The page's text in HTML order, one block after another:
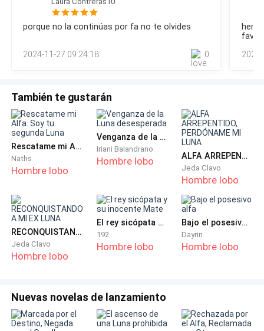
ya que tiene muy por seguro que es la mujer que ocupa el
lugar que le corresponde a ella en la cama de su pareja
destinada.—No sé, pero es muy normal aquí. Siempre creía
como humanos a excepción que pas
porque no la continúas por fa no te olvides
2024-11-27 09:24:18 0
favor
También te gustarán
Rescatame mi Alfa. Soy tu segunda Luna
Naths
Hombre lobo
Venganza de la Luna desesperada
Iriani Balandrano
Hombre lobo ALFA ARREPENTIDO, PERDÓNAME MI LUNA
Jeda Clavo
Hombre lobo
RECONQUISTANDO A MI EX LUNA
Jeda Clavo
Hombre lobo
El rey sicópata y su inocente Mate
192
Hombre lobo
Bajo el posesivo alfa
Dayrin
Hombre lobo
Nuevas novelas de lanzamiento